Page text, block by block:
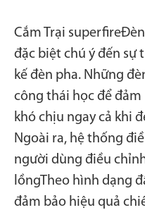
Cắm Trại superfire
đặc biệt chú ý đến sự
kế đèn pha. Những
công thái học để
khó chịu ngay cả khi
Ngoài ra, hệ thống
người dùng điều
lồng Theo hình dạng
đảm bảo hiệu quả